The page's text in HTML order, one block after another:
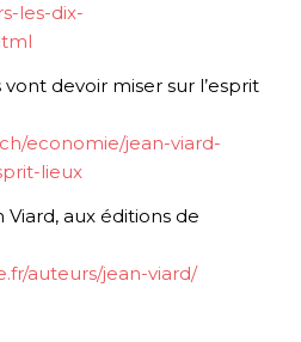
les-dix-
vont devoir miser sur l’esprit
economie/jean-viard-
lieux
aux éditions de
auteurs/jean-viard/